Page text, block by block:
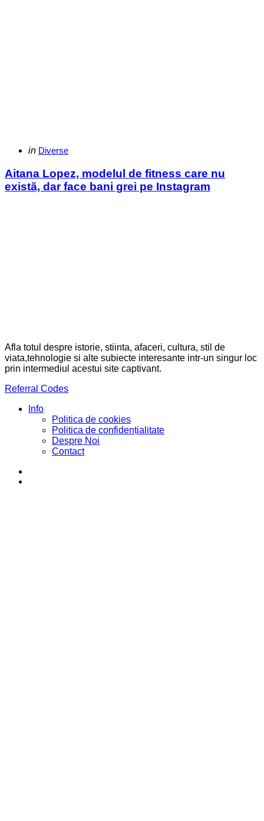
Categories
Posted
in Diverse
Aitana Lopez, modelul de fitness care nu
există, dar face bani grei pe Instagram
Afla totul despre istorie, stiinta, afaceri, cultura, stil de
viata,tehnologie si alte subiecte interesante intr-un singur loc
prin intermediul acestui site captivant.
Referral Codes
Info
Politica de cookies
Politica de confidențialitate
Despre Noi
Contact